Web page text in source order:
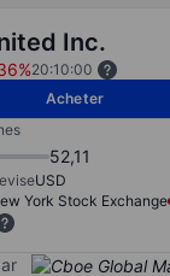
Inc.
20:10:00
Acheter
52,11
USD
York Stock Exchange